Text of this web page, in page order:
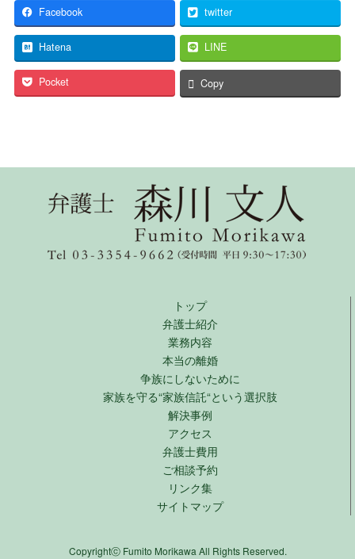
Facebook twitter
Hatena LINE
Pocket Copy
トップ
弁護士紹介
業務内容
本当の離婚
争族にしないために
家族を守る“家族信託“という選択肢
解決事例
アクセス
弁護士費用
ご相談予約
リンク集
サイトマップ
Copyrightⓒ Fumito Morikawa All Rights Reserved.